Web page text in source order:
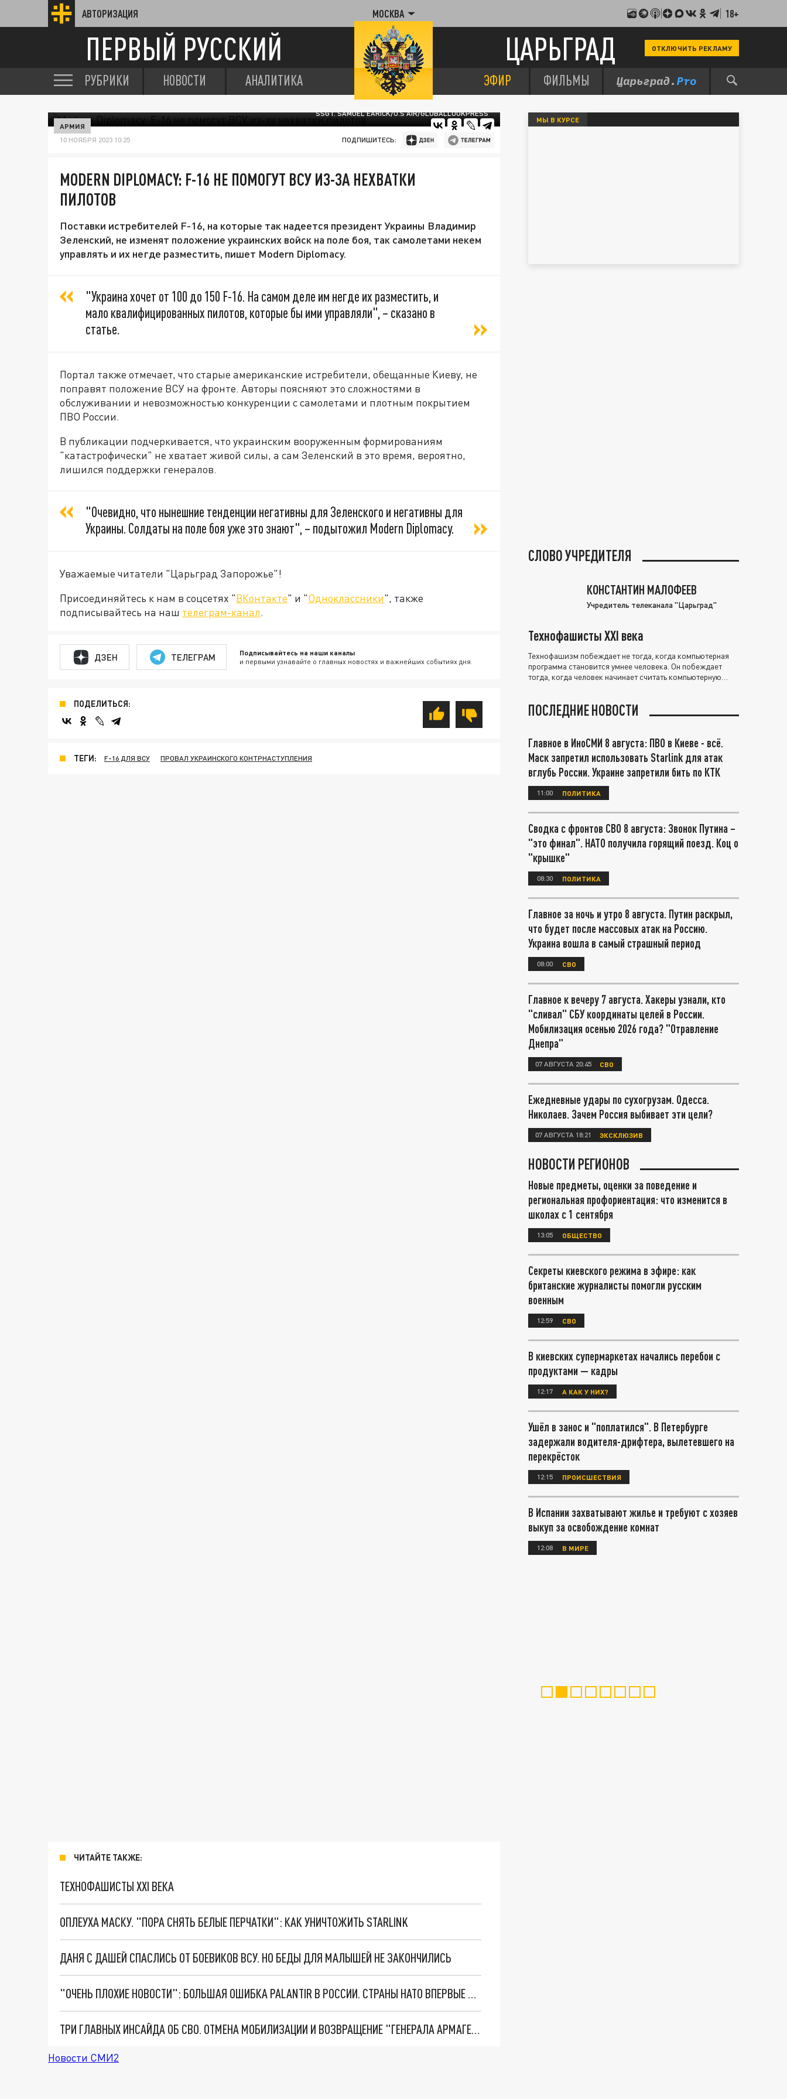
АВТОРИЗАЦИЯ МОСКВА 18+
ПЕРВЫЙ РУССКИЙ ЦАРЬГРАД ОТКЛЮЧИТЬ РЕКЛАМУ
РУБРИКИ НОВОСТИ АНАЛИТИКА ЭФИР ФИЛЬМЫ
SSGT. SAMUEL EARICK/U.S AIR/GLOBALLOOKPRESS
АРМИЯ
10 НОЯБРЯ 2023 10:25 ПОДПИШИТЕСЬ:
MODERN DIPLOMACY: F-16 НЕ ПОМОГУТ ВСУ ИЗ-ЗА НЕХВАТКИ
ПИЛОТОВ
Поставки истребителей F-16, на которые так надеется президент Украины Владимир
Зеленский, не изменят положение украинских войск на поле боя, так самолетами некем
управлять и их негде разместить, пишет Modern Diplomacy.
"Украина хочет от 100 до 150 F-16. На самом деле им негде их разместить, и
мало квалифицированных пилотов, которые бы ими управляли", – сказано в
статье.
Портал также отмечает, что старые американские истребители, обещанные Киеву, не
поправят положение ВСУ на фронте. Авторы поясняют это сложностями в
обслуживании и невозможностью конкуренции с самолетами и плотным покрытием
ПВО России.
В публикации подчеркивается, что украинским вооруженным формированиям
"катастрофически" не хватает живой силы, а сам Зеленский в это время, вероятно,
лишился поддержки генералов.
"Очевидно, что нынешние тенденции негативны для Зеленского и негативны для
Украины. Солдаты на поле боя уже это знают", – подытожил Modern Diplomacy.
Уважаемые читатели "Царьград Запорожье"!
Присоединяйтесь к нам в соцсетях "ВКонтакте" и "Одноклассники", также
подписывайтесь на наш телеграм-канал.
ДЗЕН ТЕЛЕГРАМ Подписывайтесь на наши каналы
и первыми узнавайте о главных новостях и важнейших событиях дня.
ПОДЕЛИТЬСЯ:
ТЕГИ: F-16 ДЛЯ ВСУ ПРОВАЛ УКРАИНСКОГО КОНТРНАСТУПЛЕНИЯ
ЧИТАЙТЕ ТАКЖЕ:
ТЕХНОФАШИСТЫ XXI ВЕКА
ОПЛЕУХА МАСКУ. "ПОРА СНЯТЬ БЕЛЫЕ ПЕРЧАТКИ": КАК УНИЧТОЖИТЬ STARLINK
ДАНЯ С ДАШЕЙ СПАСЛИСЬ ОТ БОЕВИКОВ ВСУ. НО БЕДЫ ДЛЯ МАЛЫШЕЙ НЕ ЗАКОНЧИЛИСЬ
"ОЧЕНЬ ПЛОХИЕ НОВОСТИ": БОЛЬШАЯ ОШИБКА PALANTIR В РОССИИ. СТРАНЫ НАТО ВПЕРВЫЕ ЗА СВО ОСТАНОВИЛИ ПОСТАВКИ ОРУЖИЯ. ВСУ ТЕРЯЮТ ПРИГРАНИЧЬЕ?
ТРИ ГЛАВНЫХ ИНСАЙДА ОБ СВО. ОТМЕНА МОБИЛИЗАЦИИ И ВОЗВРАЩЕНИЕ "ГЕНЕРАЛА АРМАГЕДДОНА"? ОТЛИЧНЫЕ НОВОСТИ, КОТОРЫЕ ЖДАЛИ ВСЕ
Новости СМИ2
МЫ В КУРСЕ
СЛОВО УЧРЕДИТЕЛЯ
КОНСТАНТИН МАЛОФЕЕВ
Учредитель телеканала "Царьград"
Технофашисты XXI века
Технофашизм побеждает не тогда, когда компьютерная
программа становится умнее человека. Он побеждает
тогда, когда человек начинает считать компьютерную
ПОСЛЕДНИЕ НОВОСТИ
Главное в ИноСМИ 8 августа: ПВО в Киеве - всё.
Маск запретил использовать Starlink для атак
вглубь России. Украине запретили бить по КТК
11:00 ПОЛИТИКА
Сводка с фронтов СВО 8 августа: Звонок Путина –
"это финал". НАТО получила горящий поезд. Коц о
"крышке"
08:30 ПОЛИТИКА
Главное за ночь и утро 8 августа. Путин раскрыл,
что будет после массовых атак на Россию.
Украина вошла в самый страшный период
08:00 СВО
Главное к вечеру 7 августа. Хакеры узнали, кто
"сливал" СБУ координаты целей в России.
Мобилизация осенью 2026 года? "Отравление
Днепра"
07 АВГУСТА 20:45 СВО
Ежедневные удары по сухогрузам. Одесса.
Николаев. Зачем Россия выбивает эти цели?
07 АВГУСТА 18:21 ЭКСКЛЮЗИВ
НОВОСТИ РЕГИОНОВ
Новые предметы, оценки за поведение и
региональная профориентация: что изменится в
школах с 1 сентября
13:05 ОБЩЕСТВО
Секреты киевского режима в эфире: как
британские журналисты помогли русским
военным
12:59 СВО
В киевских супермаркетах начались перебои с
продуктами — кадры
12:17 А КАК У НИХ?
Ушёл в занос и "поплатился". В Петербурге
задержали водителя-дрифтера, вылетевшего на
перекрёсток
12:15 ПРОИСШЕСТВИЯ
В Испании захватывают жилье и требуют с хозяев
выкуп за освобождение комнат
12:08 В МИРЕ